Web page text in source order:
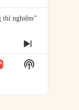
thí nghiệm”
gặp với
NEXT
EPISODE
Show
Podcast